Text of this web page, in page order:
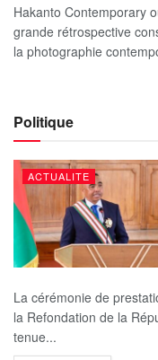
Hakanto Contemporary
grande rétrospective
la photographie
Politique
ACTUALITE
La cérémonie de
la Refondation de la
tenue...